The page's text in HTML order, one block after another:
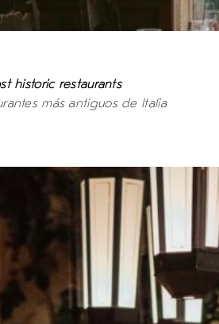
historic restaurants
más antiguos de Italia